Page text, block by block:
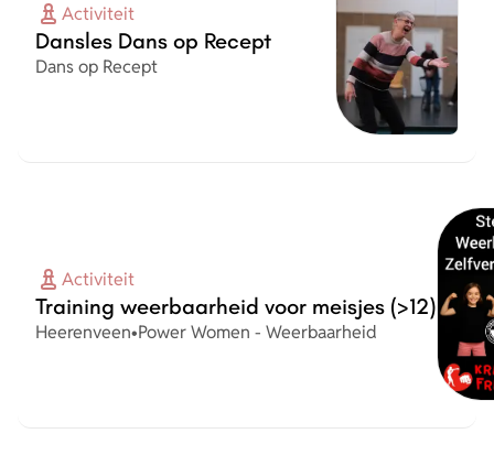
Activiteit
Dansles Dans op Recept
Organisatie
Dans op Recept
Activiteit
Training weerbaarheid voor meisjes (>12)
Plaats
Heerenveen•Organisatie
Power Women - Weerbaarheid